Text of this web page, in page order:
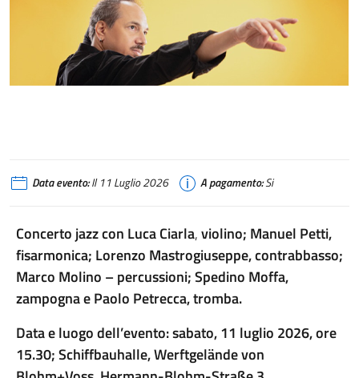
Data evento:Il 11 Luglio 2026 A pagamento:Si
Concerto jazz con Luca Ciarla,violino; Manuel Petti,
fisarmonica; Lorenzo Mastrogiuseppe, contrabbasso;
Marco Molino – percussioni; Spedino Moffa,
zampogna e Paolo Petrecca, tromba.
Data e luogo dell’evento: sabato, 11 luglio 2026, ore
15.30; Schiffbauhalle, Werftgelände von